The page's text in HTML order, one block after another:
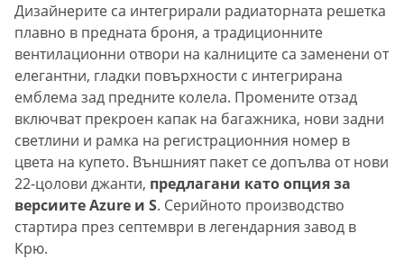
Дизайнерите са интегрирали радиаторната решетка
плавно в предната броня, а традиционните
вентилационни отвори на калниците са заменени от
елегантни, гладки повърхности с интегрирана
емблема зад предните колела. Промените отзад
включват прекроен капак на багажника, нови задни
светлини и рамка на регистрационния номер в
цвета на купето. Външният пакет се допълва от нови
22-цолови джанти, предлагани като опция за
версиите Azure и S. Серийното производство
стартира през септември в легендарния завод в
Крю.